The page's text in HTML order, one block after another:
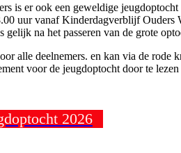
is er ook een geweldige
uur vanaf Kinderdagverblijf Ouders
na het passeren van de grote
alle deelnemers. en kan via de rode
voor de jeugdoptocht door te lezen
2026